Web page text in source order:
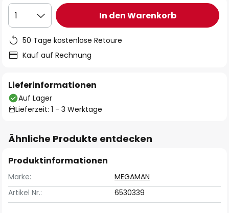
1 In den Warenkorb
50 Tage kostenlose Retoure
Kauf auf Rechnung
Lieferinformationen
Auf Lager
Lieferzeit: 1 - 3 Werktage
Ähnliche Produkte entdecken
Produktinformationen
Marke:
MEGAMAN
Artikel Nr.:
6530339